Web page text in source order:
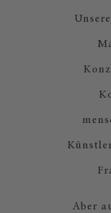
Aber